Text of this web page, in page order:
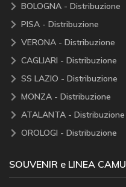
BOLOGNA - Distribuzione
PISA - Distribuzione
VERONA - Distribuzione
CAGLIARI - Distribuzione
SS LAZIO - Distribuzione
MONZA - Distribuzione
ATALANTA - Distribuzione
OROLOGI - Distribuzione
SOUVENIR e LINEA CAMU